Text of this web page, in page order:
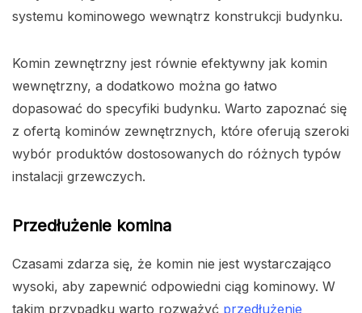
systemu kominowego wewnątrz konstrukcji budynku.
Komin zewnętrzny jest równie efektywny jak komin
wewnętrzny, a dodatkowo można go łatwo
dopasować do specyfiki budynku. Warto zapoznać się
z ofertą kominów zewnętrznych, które oferują szeroki
wybór produktów dostosowanych do różnych typów
instalacji grzewczych.
Przedłużenie komina
Czasami zdarza się, że komin nie jest wystarczająco
wysoki, aby zapewnić odpowiedni ciąg kominowy. W
takim przypadku warto rozważyć przedłużenie